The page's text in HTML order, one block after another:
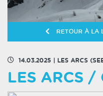
RETOUR À LA
14.03.2025 LES ARCS
LES ARCS /